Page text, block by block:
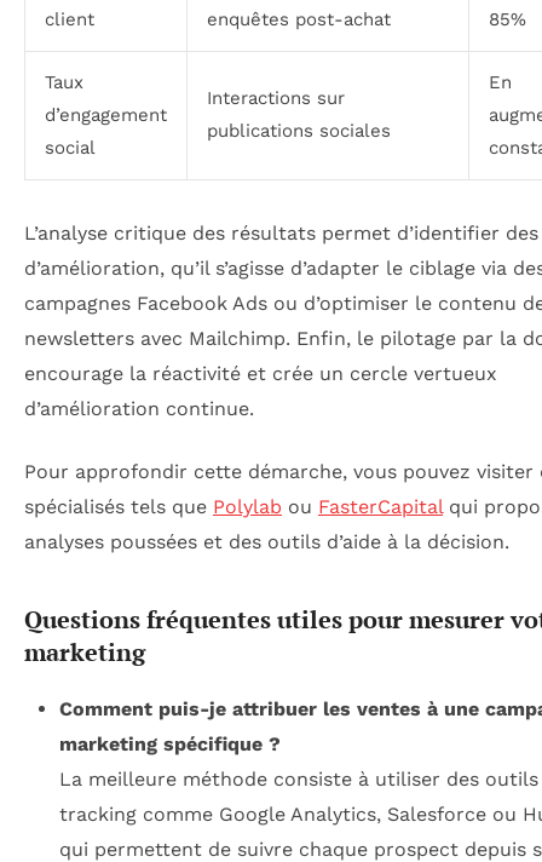
client
enquêtes post-achat
85%
Taux
d’engagement
social
Interactions sur
publications sociales
En
L’analyse critique des résultats permet d’identifier des
d’amélioration, qu’il s’agisse d’adapter le ciblage via
campagnes Facebook Ads ou d’optimiser le contenu
newsletters avec Mailchimp. Enfin, le pilotage par la
encourage la réactivité et crée un cercle vertueux
d’amélioration continue.
Pour approfondir cette démarche, vous pouvez visiter
spécialisés tels que Polylab ou FasterCapital qui
analyses poussées et des outils d’aide à la décision.
Questions fréquentes utiles pour mesurer
marketing
Comment puis-je attribuer les ventes à une
marketing spécifique ?
La meilleure méthode consiste à utiliser des outils
tracking comme Google Analytics, Salesforce ou
qui permettent de suivre chaque prospect depuis